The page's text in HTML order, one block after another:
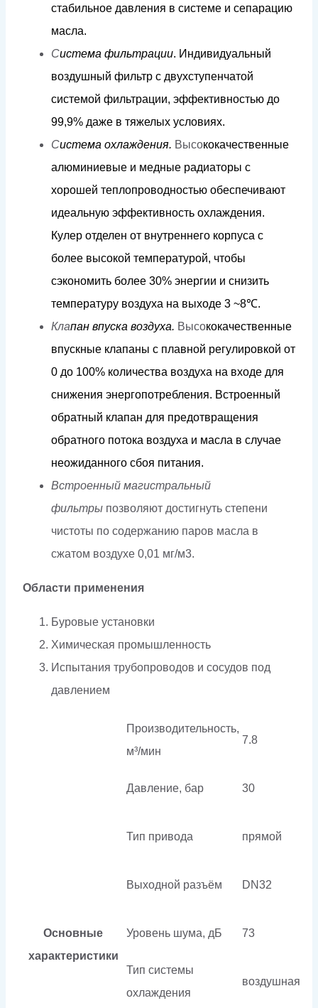
стабильное давления в системе и сепарацию
масла.
Система фильтрации. И ндивидуальный
воздушный фильтр с двухступенчатой
системой фильтрации, эффективностью до
99,9% даже в тяжелых условиях.
Система охлаждения. Высококачественные
алюминиевые и медные радиаторы с
хорошей теплопроводностью обеспечивают
идеальную эффективность охлаждения.
Кулер отделен от внутреннего корпуса с
более высокой температурой, чтобы
сэкономить более 30% энергии и снизить
температуру воздуха на выходе 3 ~8℃.
Клапан впуска воздуха. Высококачественные
впускные клапаны с плавной регулировкой от
0 до 100% количества воздуха на входе для
снижения энергопотребления. Встроенный
обратный клапан для предотвращения
обратного потока воздуха и масла в случае
неожиданного сбоя питания.
Встроенный магистральный
фильтры позволяют достигнуть степени
чистоты по содержанию паров масла в
сжатом воздухе 0,01 мг/м3.
Области применения
Буровые установки
Химическая промышленность
Испытания трубопроводов и сосудов под
давлением
Основные
характеристики
Производительность,
м³/мин
7.8
Давление, бар 30
Тип привода прямой
Выходной разъём DN32
Уровень шума, дБ 73
Тип системы
охлаждения
воздушная